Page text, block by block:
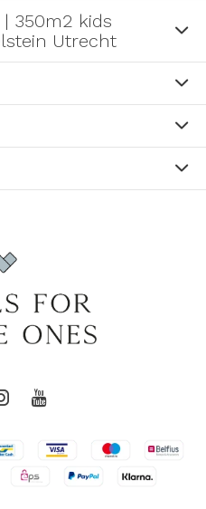
350m2 kids
Utrecht